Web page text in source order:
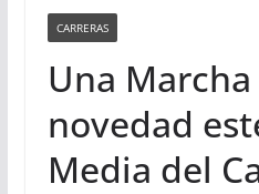
CARRERAS
Una
novedad
Media del